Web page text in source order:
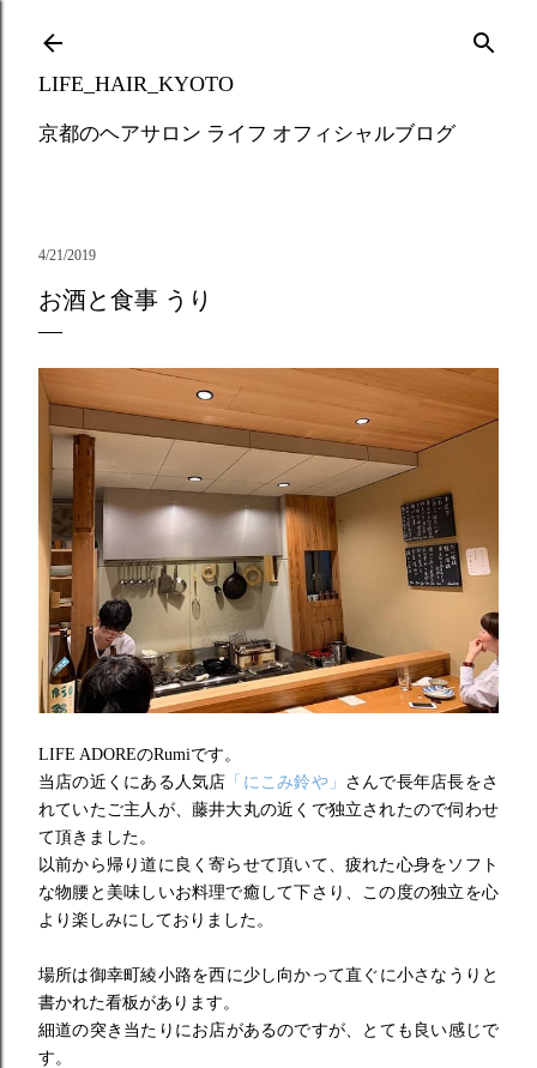
LIFE_HAIR_KYOTO
京都のヘアサロン ライフ オフィシャルブログ
4/21/2019
お酒と食事 うり
LIFE ADOREのRumiです。
当店の近くにある人気店 「にこみ鈴や」 さんで長年店長をさ
れていたご主人が、 藤井大丸の近くで独立されたので伺わせ
て頂きました。
以前から帰り道に良く寄らせて頂いて、 疲れた心身をソフト
な物腰と美味しいお料理で癒して下さり、 この度の独立を心
より楽しみにしておりました。
場所は御幸町綾小路を西に少し向かって直ぐに小さなうりと
書かれた看板があります。
細道の突き当たりにお店があるのですが、とても良い感じで
す。